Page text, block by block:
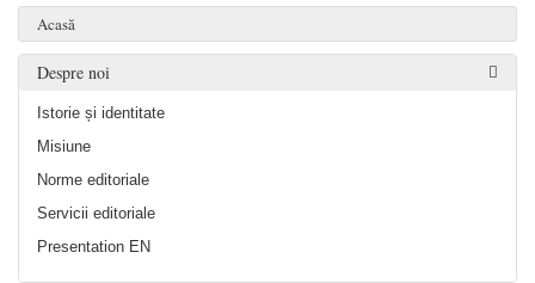
Acasă
Despre noi
Istorie și identitate
Misiune
Norme editoriale
Servicii editoriale
Presentation EN